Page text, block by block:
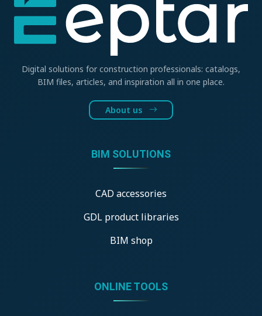
Digital solutions for construction professionals: catalogs,
BIM files, articles, and inspiration all in one place.
About us
BIM SOLUTIONS
CAD accessories
GDL product libraries
BIM shop
ONLINE TOOLS